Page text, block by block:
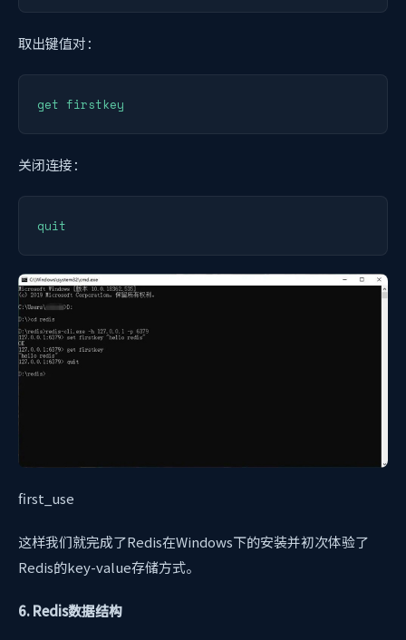
取出键值对：
get firstkey
关闭连接：
quit
first_use
这样我们就完成了Redis在Windows下的安装并初次体验了
Redis的key-value存储方式。
6. Redis数据结构